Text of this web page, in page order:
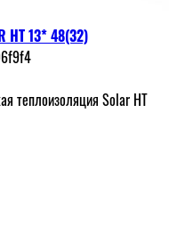
HT 13* 48(32)
теплоизоляция Solar HT